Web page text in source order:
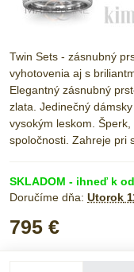
Twin Sets - zásnubný
vyhotovenia aj s
Elegantný zásnubný
zlata. Jedinečný
vysokým leskom.
spoločnosti. Zahreje pri
SKLADOM - ihneď k
Doručíme dňa: Utorok
795 €